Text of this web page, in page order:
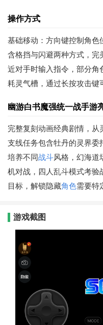
操作方式
基础移动：方向键控制角色
含格挡与闪避两种方式，完
近对手时输入指令，部分角
耗灵气槽，通过长按攻击键
幽游白书魔强统一战手游
完整复刻动画经典剧情，从
支线任务包含牡丹的灵界委
培养不同战斗风格，幻海道
机对战，四人乱斗模式考验
目标，解锁隐藏角色需要特
游戏截图